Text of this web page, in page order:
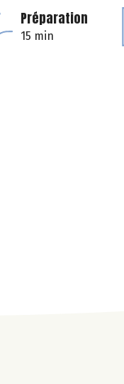
Préparation
15 min